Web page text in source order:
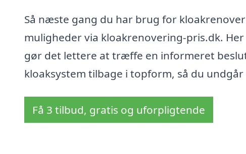
Så næste gang du har brug for
muligheder via kloakrenovering-pris.dk.
gør det lettere at træffe en informeret
kloaksystem tilbage i topform, så du
Få 3 tilbud, gratis og uforpligtende